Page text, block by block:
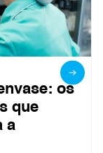
os
que
a